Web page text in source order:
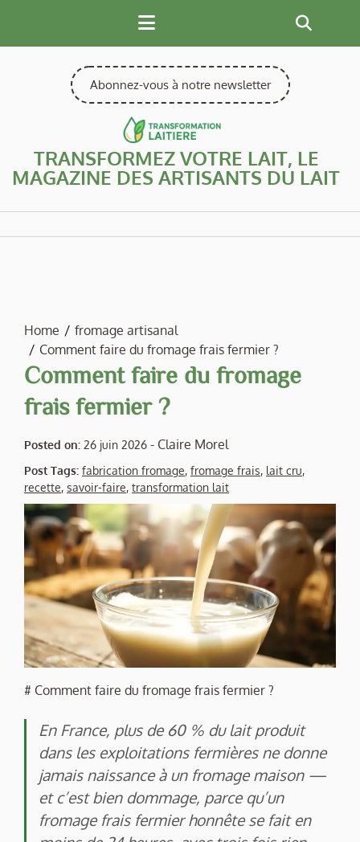
content
Abonnez-vous à notre newsletter
TRANSFORMEZ VOTRE LAIT, LE
MAGAZINE DES ARTISANTS DU LAIT
Home
fromage artisanal
Comment faire du fromage frais fermier ?
Comment faire du fromage
frais fermier ?
Posted on: 26 juin 2026 - Claire Morel
Post Tags: fabrication fromage, fromage frais, lait cru,
recette, savoir-faire, transformation lait
# Comment faire du fromage frais fermier ?
En France, plus de 60 % du lait produit
dans les exploitations fermières ne donne
jamais naissance à un fromage maison —
et c’est bien dommage, parce qu’un
fromage frais fermier honnête se fait en